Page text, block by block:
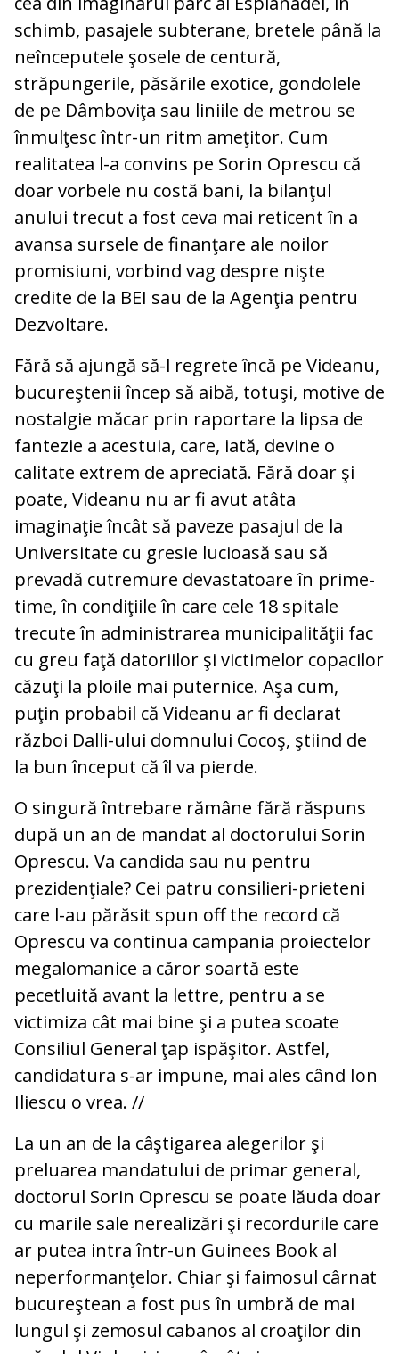
schimb, pasajele subterane, bretele până la
neînceputele şosele de centură,
străpungerile, păsările exotice, gondolele
de pe Dâmboviţa sau liniile de metrou se
înmulţesc într-un ritm ameţitor. Cum
realitatea l-a convins pe Sorin Oprescu că
doar vorbele nu costă bani, la bilanţul
anului trecut a fost ceva mai reticent în a
avansa sursele de finanţare ale noilor
promisiuni, vorbind vag despre nişte
credite de la BEI sau de la Agenţia pentru
Dezvoltare.
Fără să ajungă să-l regrete încă pe Videanu,
bucureştenii încep să aibă, totuşi, motive de
nostalgie măcar prin raportare la lipsa de
fantezie a acestuia, care, iată, devine o
calitate extrem de apreciată. Fără doar şi
poate, Videanu nu ar fi avut atâta
imaginaţie încât să paveze pasajul de la
Universitate cu gresie lucioasă sau să
prevadă cutremure devastatoare în prime-
time, în condiţiile în care cele 18 spitale
trecute în administrarea municipalităţii fac
cu greu faţă datoriilor şi victimelor copacilor
căzuţi la ploile mai puternice. Aşa cum,
puţin probabil că Videanu ar fi declarat
război Dalli-ului domnului Cocoş, ştiind de
la bun început că îl va pierde.
O singură întrebare rămâne fără răspuns
după un an de mandat al doctorului Sorin
Oprescu. Va candida sau nu pentru
prezidenţiale? Cei patru consilieri-prieteni
care l-au părăsit spun off the record că
Oprescu va continua campania proiectelor
megalomanice a căror soartă este
pecetluită avant la lettre, pentru a se
victimiza cât mai bine şi a putea scoate
Consiliul General ţap ispăşitor. Astfel,
candidatura s-ar impune, mai ales când Ion
Iliescu o vrea. //
La un an de la câştigarea alegerilor şi
preluarea mandatului de primar general,
doctorul Sorin Oprescu se poate lăuda doar
cu marile sale nerealizări şi recordurile care
ar putea intra într-un Guinees Book al
neperformanţelor. Chiar şi faimosul cârnat
bucureştean a fost pus în umbră de mai
lungul şi zemosul cabanos al croaţilor din